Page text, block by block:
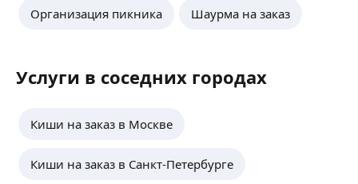
Организация пикника Шаурма на заказ
Услуги в соседних городах
Киши на заказ в Москве
Киши на заказ в Санкт-Петербурге